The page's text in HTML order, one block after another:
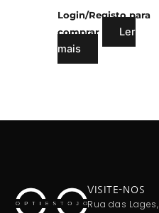
Login/Registo para
comprar
Ler
mais
VISITE-NOS
Rua das Lages,